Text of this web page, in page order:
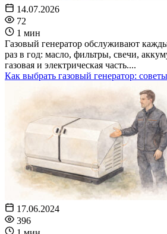
14.07.2026
72
1 мин
Газовый генератор обслуживают
раз в год: масло, фильтры, свечи,
газовая и электрическая часть....
Как выбрать газовый генератор:
17.06.2024
396